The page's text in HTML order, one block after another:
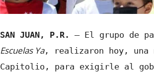
SAN JUAN, P.R. – El grupo de
Escuelas Ya, realizaron hoy, una
Capitolio, para exigirle al